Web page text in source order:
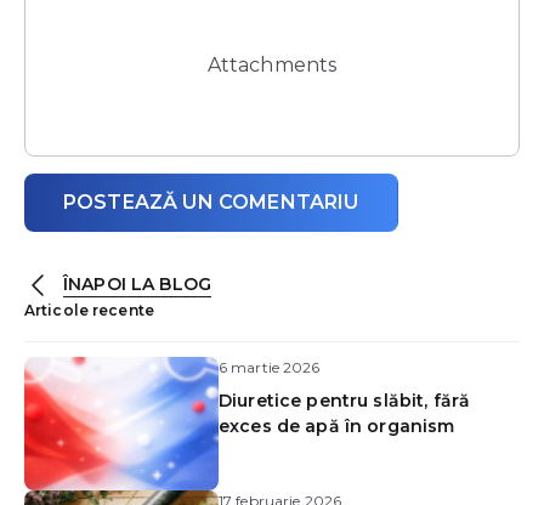
Attachments
ÎNAPOI LA BLOG
Articole recente
6 martie 2026
Diuretice pentru slăbit, fără
exces de apă în organism
17 februarie 2026